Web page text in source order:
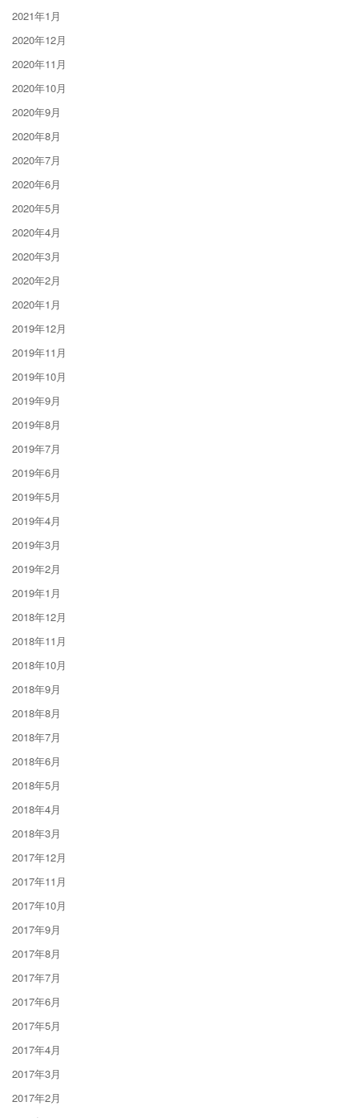
2021年1月
2020年12月
2020年11月
2020年10月
2020年9月
2020年8月
2020年7月
2020年6月
2020年5月
2020年4月
2020年3月
2020年2月
2020年1月
2019年12月
2019年11月
2019年10月
2019年9月
2019年8月
2019年7月
2019年6月
2019年5月
2019年4月
2019年3月
2019年2月
2019年1月
2018年12月
2018年11月
2018年10月
2018年9月
2018年8月
2018年7月
2018年6月
2018年5月
2018年4月
2018年3月
2017年12月
2017年11月
2017年10月
2017年9月
2017年8月
2017年7月
2017年6月
2017年5月
2017年4月
2017年3月
2017年2月